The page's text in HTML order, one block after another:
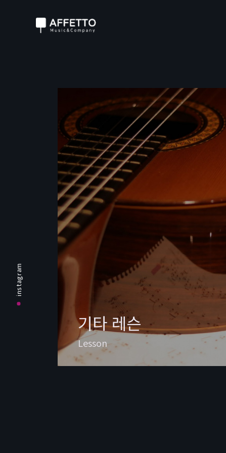
instagram
기타 레슨
Lesson